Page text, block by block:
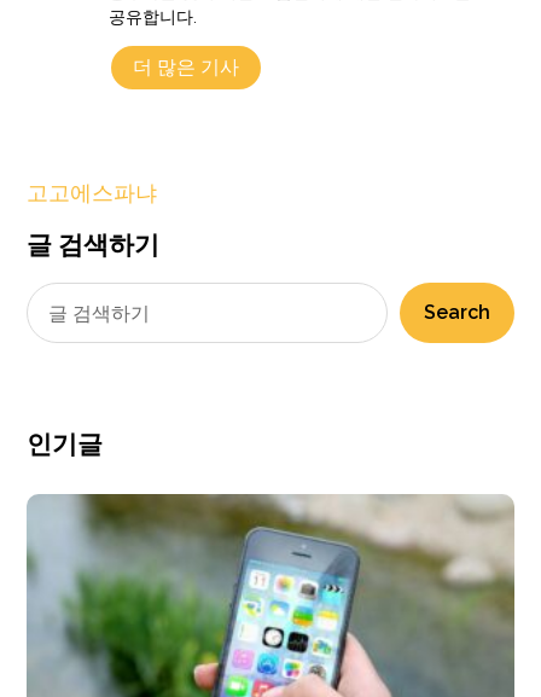
공유합니다.
더 많은 기사
고고에스파냐
글 검색하기
Search
인기글